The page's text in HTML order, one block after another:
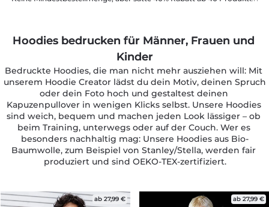
Hoodies bedrucken für Männer, Frauen und
Kinder
Bedruckte Hoodies, die man nicht mehr ausziehen will: Mit
unserem Hoodie Creator lädst du dein Motiv, deinen Spruch
oder dein Foto hoch und gestaltest deinen
Kapuzenpullover in wenigen Klicks selbst. Unsere Hoodies
sind weich, bequem und machen jeden Look lässiger – ob
beim Training, unterwegs oder auf der Couch. Wer es
besonders nachhaltig mag: Unsere Hoodies aus Bio-
Baumwolle, zum Beispiel von Stanley/Stella, werden fair
produziert und sind OEKO-TEX-zertifiziert.
ab 27,99 € ab 27,99 €